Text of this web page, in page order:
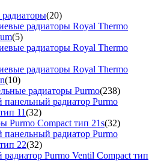
(20)
радиаторы Royal Thermo
(5)
радиаторы Royal Thermo
радиаторы Royal Thermo
(10)
радиаторы Purmo(238)
панельный радиатор Purmo
11(32)
Purmo Compact тип 21s(32)
панельный радиатор Purmo
22(32)
радиатор Purmo Ventil Compact тип